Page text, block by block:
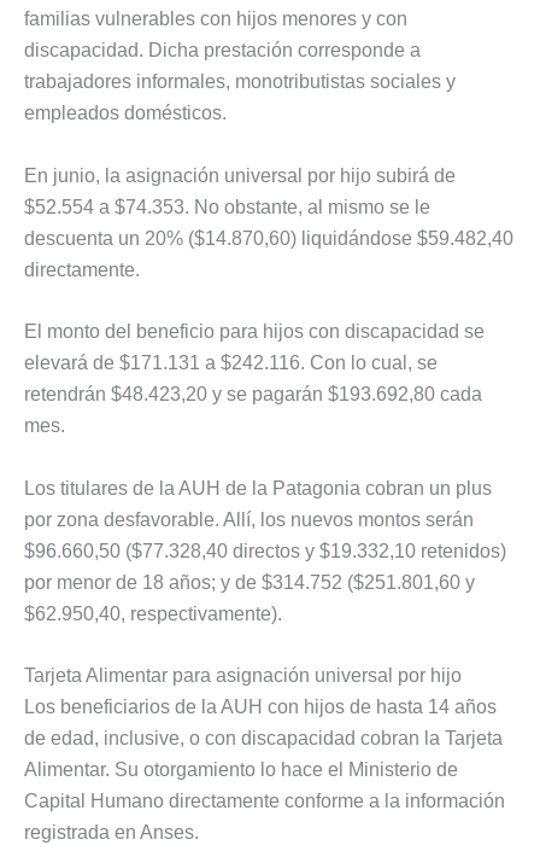
familias vulnerables con hijos menores y con
discapacidad. Dicha prestación corresponde a
trabajadores informales, monotributistas sociales y
empleados domésticos.
En junio, la asignación universal por hijo subirá de
$52.554 a $74.353. No obstante, al mismo se le
descuenta un 20% ($14.870,60) liquidándose $59.482,40
directamente.
El monto del beneficio para hijos con discapacidad se
elevará de $171.131 a $242.116. Con lo cual, se
retendrán $48.423,20 y se pagarán $193.692,80 cada
mes.
Los titulares de la AUH de la Patagonia cobran un plus
por zona desfavorable. Allí, los nuevos montos serán
$96.660,50 ($77.328,40 directos y $19.332,10 retenidos)
por menor de 18 años; y de $314.752 ($251.801,60 y
$62.950,40, respectivamente).
Tarjeta Alimentar para asignación universal por hijo
Los beneficiarios de la AUH con hijos de hasta 14 años
de edad, inclusive, o con discapacidad cobran la Tarjeta
Alimentar. Su otorgamiento lo hace el Ministerio de
Capital Humano directamente conforme a la información
registrada en Anses.